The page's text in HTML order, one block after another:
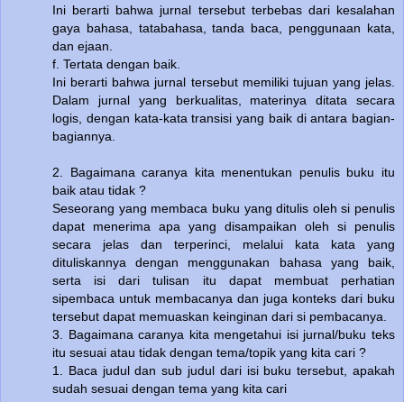
Ini berarti bahwa jurnal tersebut terbebas dari kesalahan
gaya bahasa, tatabahasa, tanda baca, penggunaan kata,
dan ejaan.
f. Tertata dengan baik.
Ini berarti bahwa jurnal tersebut memiliki tujuan yang jelas.
Dalam jurnal yang berkualitas, materinya ditata secara
logis, dengan kata-kata transisi yang baik di antara bagian-
bagiannya.
2. Bagaimana caranya kita menentukan penulis buku itu
baik atau tidak ?
Seseorang yang membaca buku yang ditulis oleh si penulis
dapat menerima apa yang disampaikan oleh si penulis
secara jelas dan terperinci, melalui kata kata yang
dituliskannya dengan menggunakan bahasa yang baik,
serta isi dari tulisan itu dapat membuat perhatian
sipembaca untuk membacanya dan juga konteks dari buku
tersebut dapat memuaskan keinginan dari si pembacanya.
3. Bagaimana caranya kita mengetahui isi jurnal/buku teks
itu sesuai atau tidak dengan tema/topik yang kita cari ?
1. Baca judul dan sub judul dari isi buku tersebut, apakah
sudah sesuai dengan tema yang kita cari